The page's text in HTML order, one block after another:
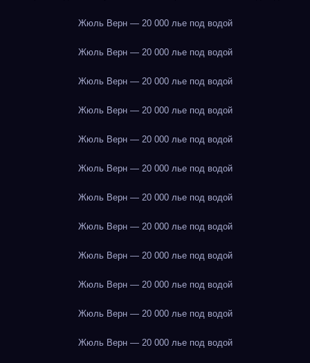
Жюль Верн — 20 000 лье под водой
Жюль Верн — 20 000 лье под водой
Жюль Верн — 20 000 лье под водой
Жюль Верн — 20 000 лье под водой
Жюль Верн — 20 000 лье под водой
Жюль Верн — 20 000 лье под водой
Жюль Верн — 20 000 лье под водой
Жюль Верн — 20 000 лье под водой
Жюль Верн — 20 000 лье под водой
Жюль Верн — 20 000 лье под водой
Жюль Верн — 20 000 лье под водой
Жюль Верн — 20 000 лье под водой